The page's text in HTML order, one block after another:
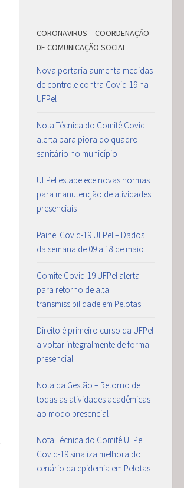
CORONAVIRUS – COORDENAÇÃO
DE COMUNICAÇÃO SOCIAL
Nova portaria aumenta medidas
de controle contra Covid-19 na
UFPel
Nota Técnica do Comitê Covid
alerta para piora do quadro
sanitário no município
UFPel estabelece novas normas
para manutenção de atividades
presenciais
Painel Covid-19 UFPel – Dados
da semana de 09 a 18 de maio
Comite Covid-19 UFPel alerta
para retorno de alta
transmissibilidade em Pelotas
Direito é primeiro curso da UFPel
a voltar integralmente de forma
presencial
Nota da Gestão – Retorno de
todas as atividades acadêmicas
ao modo presencial
Nota Técnica do Comitê UFPel
Covid-19 sinaliza melhora do
cenário da epidemia em Pelotas